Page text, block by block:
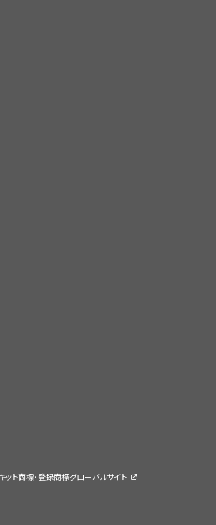
ット商標・登録商標グローバルサイト